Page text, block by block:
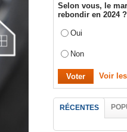
Selon vous, le
rebondir en 2024 ?
Oui
Non
Voir
RÉCENTES